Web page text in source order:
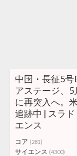
中国・長征5号
アステージ、5
に再突入へ。
追跡中 | スラド
エンス
コア (281)
サイエンス (4300)